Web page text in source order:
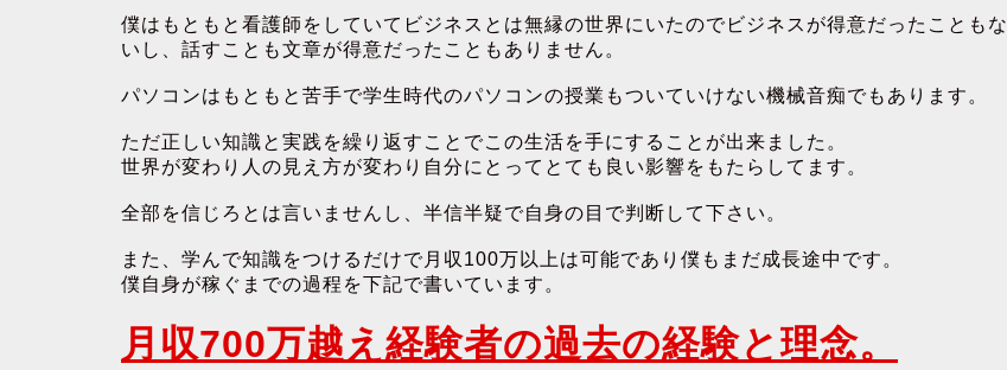
僕はもともと看護師をしていてビジネスとは無縁の世界にいたのでビジネスが得意だったこともな
いし、話すことも文章が得意だったこともありません。
パソコンはもともと苦手で学生時代のパソコンの授業もついていけない機械音痴でもあります。
ただ正しい知識と実践を繰り返すことでこの生活を手にすることが出来ました。
世界が変わり人の見え方が変わり自分にとってとても良い影響をもたらしてます。
全部を信じろとは言いませんし、半信半疑で自身の目で判断して下さい。
また、学んで知識をつけるだけで月収100万以上は可能であり僕もまだ成長途中です。
僕自身が稼ぐまでの過程を下記で書いています。
月収700万越え経験者の過去の経験と理念。